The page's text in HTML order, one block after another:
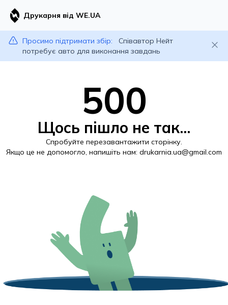
Друкарня від WE.UA
Просимо підтримати збір:
Співавтор Нейт
потребує авто для виконання завдань
500
Щось пішло не так...
Спробуйте перезавантажити сторінку.
Якщо це не допомогло, напишіть нам: drukarnia.ua@gmail.com